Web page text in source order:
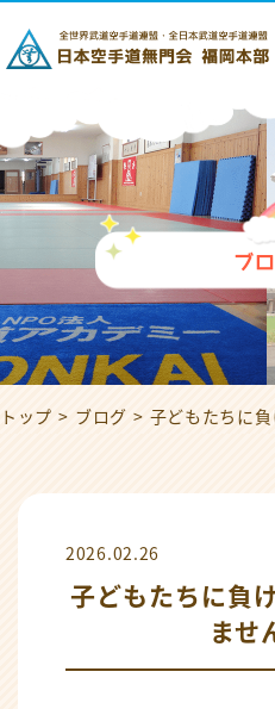
ブ
トップ ブログ 子どもたちに負
2026.02.26
子どもたちに負
ませ